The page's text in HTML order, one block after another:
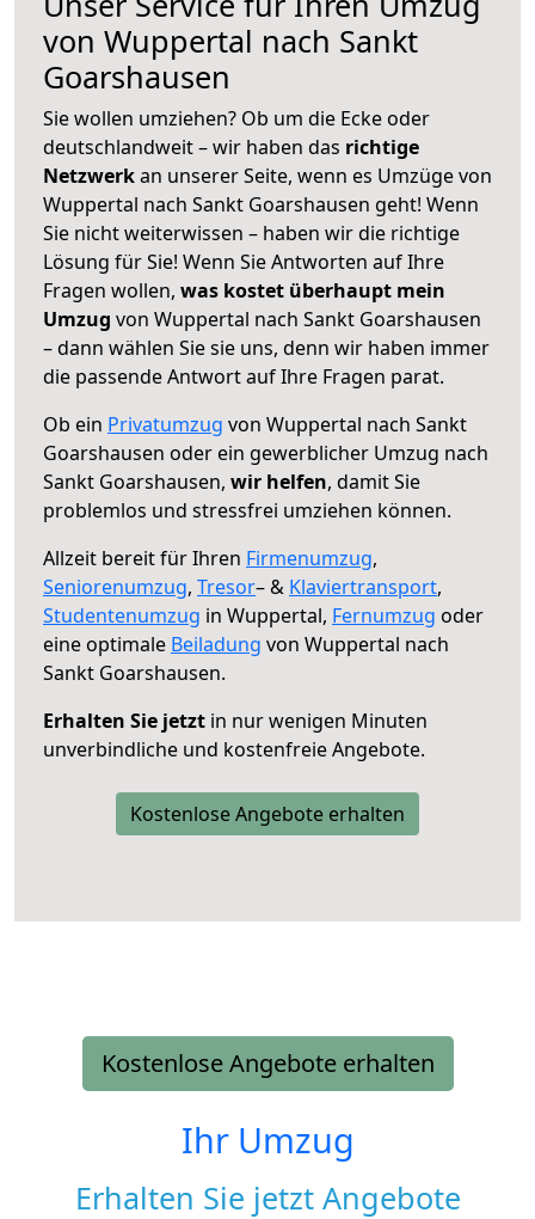
von Wuppertal nach Sankt
Goarshausen
Sie wollen umziehen? Ob um die Ecke oder
deutschlandweit – wir haben das richtige
Netzwerkan unserer Seite, wenn es Umzüge von
Wuppertal nach Sankt Goarshausen geht! Wenn
Sie nicht weiterwissen – haben wir die richtige
Lösung für Sie! Wenn Sie Antworten auf Ihre
Fragen wollen, was kostet überhaupt mein
Umzug von Wuppertal nach Sankt Goarshausen
– dann wählen Sie sie uns, denn wir haben immer
die passende Antwort auf Ihre Fragen parat.
Ob ein Privatumzug von Wuppertal nach Sankt
Goarshausen oder ein gewerblicher Umzug nach
Sankt Goarshausen, wir helfen, damit Sie
problemlos und stressfrei umziehen können.
Allzeit bereit für Ihren Firmenumzug,
Seniorenumzug, Tresor– & Klaviertransport,
Studentenumzug in Wuppertal, Fernumzug oder
eine optimale Beiladung von Wuppertal nach
Sankt Goarshausen.
Erhalten Sie jetzt in nur wenigen Minuten
unverbindliche und kostenfreie Angebote.
Kostenlose Angebote erhalten
Kostenlose Angebote erhalten
Ihr Umzug
Erhalten Sie jetzt Angebote